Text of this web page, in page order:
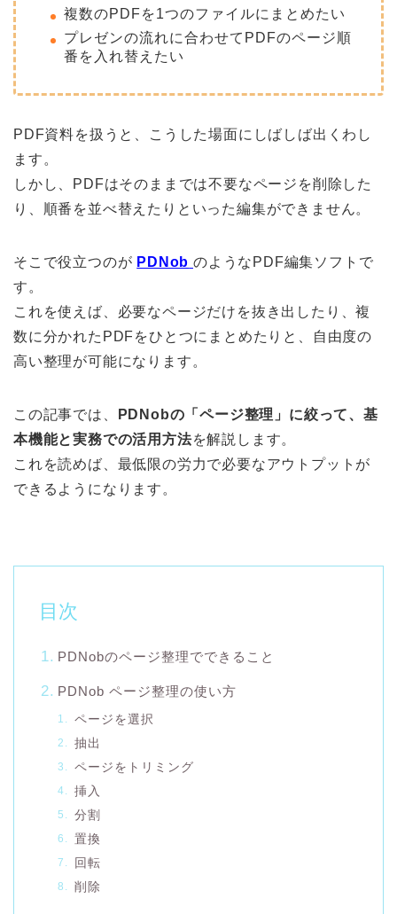
複数のPDFを1つのファイルにまとめたい
プレゼンの流れに合わせてPDFのページ順
番を入れ替えたい
PDF資料を扱うと、こうした場面にしばしば出くわし
ます。
しかし、PDFはそのままでは不要なページを削除した
り、順番を並べ替えたりといった編集ができません。
そこで役立つのが PDNob のようなPDF編集ソフトで
す。
これを使えば、必要なページだけを抜き出したり、複
数に分かれたPDFをひとつにまとめたりと、自由度の
高い整理が可能になります。
この記事では、
PDNobの「ページ整理」に絞って、基
本機能と実務での活用方法を解説します。
これを読めば、最低限の労力で必要なアウトプットが
できるようになります。
目次
PDNobのページ整理でできること
PDNob ページ整理の使い方
ページを選択
抽出
ページをトリミング
挿入
分割
置換
回転
削除